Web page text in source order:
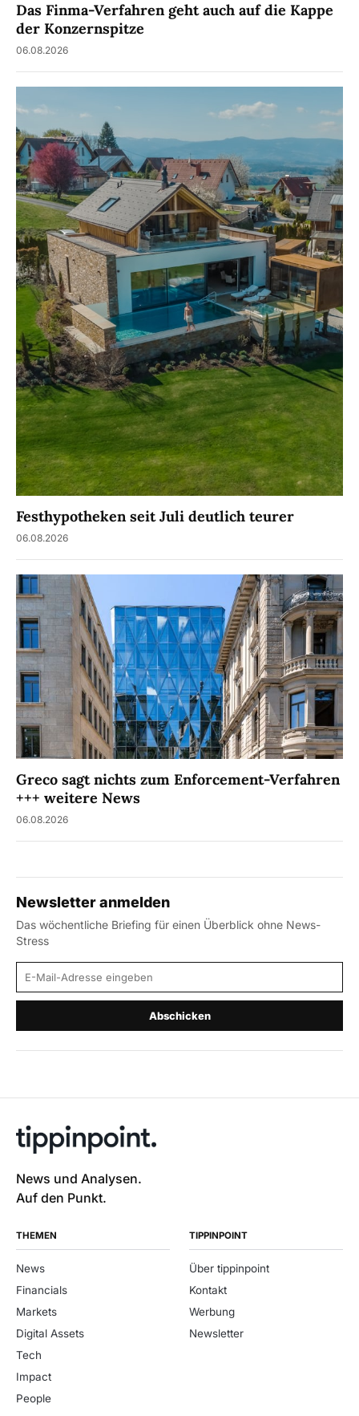
Das Finma-Verfahren geht auch auf die Kappe
der Konzernspitze
06.08.2026
Festhypotheken seit Juli deutlich teurer
06.08.2026
Greco sagt nichts zum Enforcement-Verfahren
+++ weitere News
06.08.2026
Newsletter anmelden
Das wöchentliche Briefing für einen Überblick ohne News-
Stress
E-Mail-Adresse
Abschicken
News und Analysen.
Auf den Punkt.
THEMEN
News
Financials
Markets
Digital Assets
Tech
Impact
People
TIPPINPOINT
Über tippinpoint
Kontakt
Werbung
Newsletter